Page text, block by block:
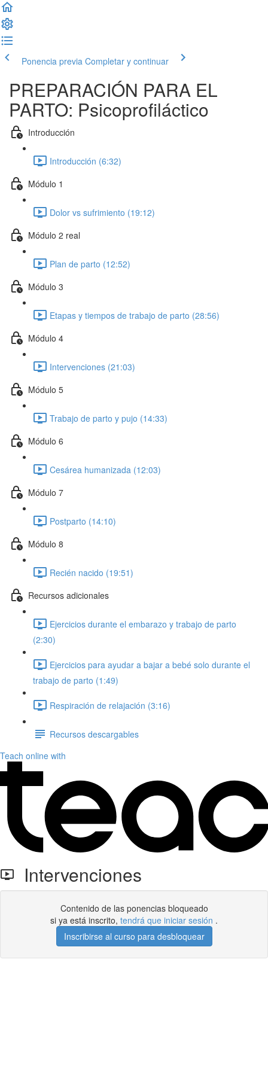
Ponencia previa Completar y continuar
PREPARACIÓN PARA EL
PARTO: Psicoprofiláctico
Introducción
Introducción (6:32)
Módulo 1
Dolor vs sufrimiento (19:12)
Módulo 2 real
Plan de parto (12:52)
Módulo 3
Etapas y tiempos de trabajo de parto (28:56)
Módulo 4
Intervenciones (21:03)
Módulo 5
Trabajo de parto y pujo (14:33)
Módulo 6
Cesárea humanizada (12:03)
Módulo 7
Postparto (14:10)
Módulo 8
Recién nacido (19:51)
Recursos adicionales
Ejercicios durante el embarazo y trabajo de parto
(2:30)
Ejercicios para ayudar a bajar a bebé solo durante el
trabajo de parto (1:49)
Respiración de relajación (3:16)
Recursos descargables
Teach online with
Intervenciones
Contenido de las ponencias bloqueado
si ya está inscrito, tendrá que iniciar sesión .
Inscribirse al curso para desbloquear